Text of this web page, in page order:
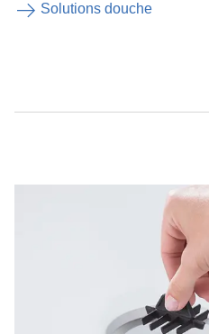
Solutions douche